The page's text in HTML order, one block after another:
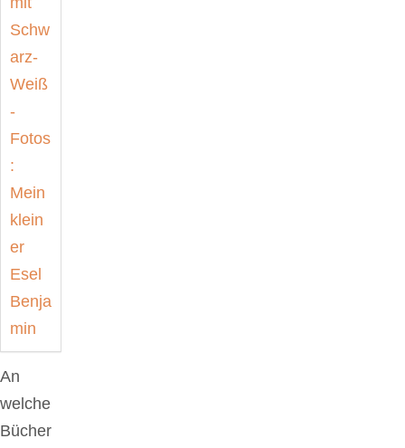
An
welche
Bücher